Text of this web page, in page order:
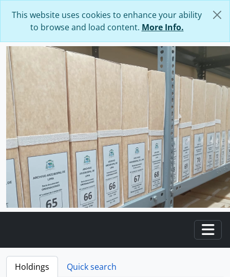
This website uses cookies to enhance your ability
to browse and load content. More Info.
Holdings
Quick search